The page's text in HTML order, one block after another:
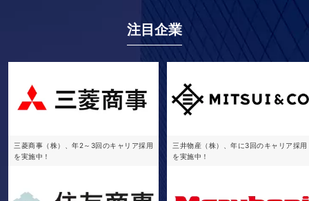
注目企業
三菱商事（株）、年2～3回のキャリア採用
を実施中！
三井物産（株）、年に3回のキャリア採用
を実施中！